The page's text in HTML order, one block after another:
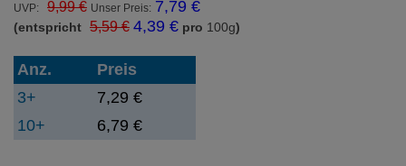
UVP: 9,99€ Ursprünglicher
Preis
war:
Unser Preis: 7,79 €Aktueller
ist:
(entspricht 5,59€ 4,39 € pro 100g)
Anz.
Preis
3+
7,29 €
10+
6,79 €